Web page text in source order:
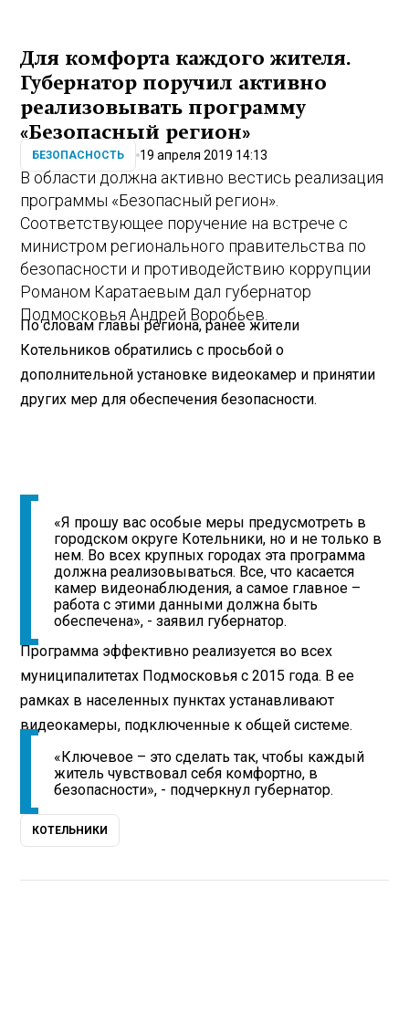
Для комфорта каждого жителя.
Губернатор поручил активно
реализовывать программу
«Безопасный регион»
БЕЗОПАСНОСТЬ 19 апреля 2019 14:13
В области должна активно вестись реализация
программы «Безопасный регион».
Соответствующее поручение на встрече с
министром регионального правительства по
безопасности и противодействию коррупции
Романом Каратаевым дал губернатор
Подмосковья Андрей Воробьев.
По словам главы региона, ранее жители
Котельников обратились с просьбой о
дополнительной установке видеокамер и принятии
других мер для обеспечения безопасности.
«Я прошу вас особые меры предусмотреть в
городском округе Котельники, но и не только в
нем. Во всех крупных городах эта программа
должна реализовываться. Все, что касается
камер видеонаблюдения, а самое главное –
работа с этими данными должна быть
обеспечена», - заявил губернатор.
Программа эффективно реализуется во всех
муниципалитетах Подмосковья с 2015 года. В ее
рамках в населенных пунктах устанавливают
видеокамеры, подключенные к общей системе.
«Ключевое – это сделать так, чтобы каждый
житель чувствовал себя комфортно, в
безопасности», - подчеркнул губернатор.
КОТЕЛЬНИКИ